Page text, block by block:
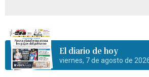
El diario de hoy
viernes, 7 de agosto de